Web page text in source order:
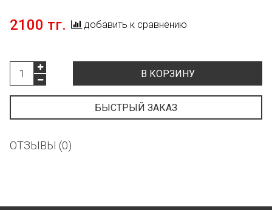
2100 тг. добавить к сравнению
В КОРЗИНУ
БЫСТРЫЙ ЗАКАЗ
ОТЗЫВЫ (0)